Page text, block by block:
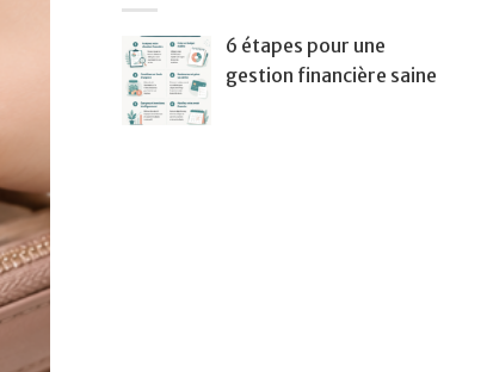
6 étapes pour une
gestion financière saine